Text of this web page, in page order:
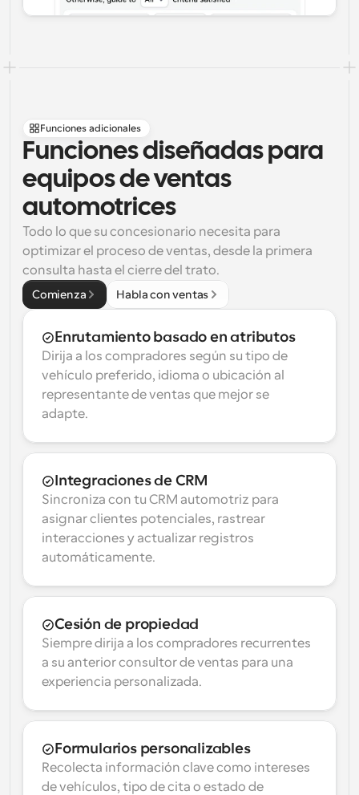
Funciones adicionales
Funciones diseñadas para
equipos de ventas
automotrices
Todo lo que su concesionario necesita para
optimizar el proceso de ventas, desde la primera
consulta hasta el cierre del trato.
Comienza Habla con ventas
Enrutamiento basado en atributos
Dirija a los compradores según su tipo de
vehículo preferido, idioma o ubicación al
representante de ventas que mejor se
adapte.
Integraciones de CRM
Sincroniza con tu CRM automotriz para
asignar clientes potenciales, rastrear
interacciones y actualizar registros
automáticamente.
Cesión de propiedad
Siempre dirija a los compradores recurrentes
a su anterior consultor de ventas para una
experiencia personalizada.
Formularios personalizables
Recolecta información clave como intereses
de vehículos, tipo de cita o estado de